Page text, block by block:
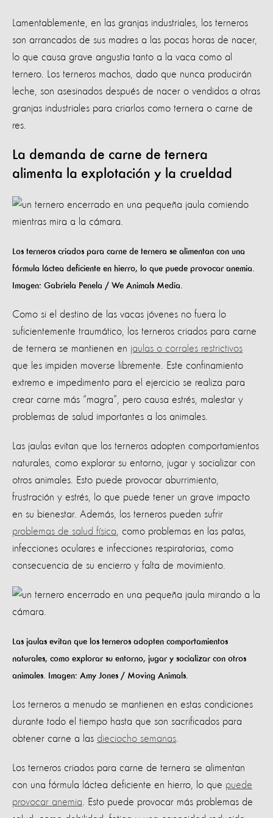
Lamentablemente, en las granjas industriales, los terneros
son arrancados de sus madres a las pocas horas de nacer,
lo que causa grave angustia tanto a la vaca como al
ternero. Los terneros machos, dado que nunca producirán
leche, son asesinados después de nacer o vendidos a otras
granjas industriales para criarlos como ternera o carne de
res.
La demanda de carne de ternera
alimenta la explotación y la crueldad
Los terneros criados para carne de ternera se alimentan con una
fórmula láctea deficiente en hierro, lo que puede provocar anemia.
Imagen: Gabriela Penela / We Animals Media.
Como si el destino de las vacas jóvenes no fuera lo
suficientemente traumático, los terneros criados para carne
de ternera se mantienen en jaulas o corrales restrictivos
que les impiden moverse libremente. Este confinamiento
extremo e impedimento para el ejercicio se realiza para
crear carne más “magra”, pero causa estrés, malestar y
problemas de salud importantes a los animales.
Las jaulas evitan que los terneros adopten comportamientos
naturales, como explorar su entorno, jugar y socializar con
otros animales. Esto puede provocar aburrimiento,
frustración y estrés, lo que puede tener un grave impacto
en su bienestar. Además, los terneros pueden sufrir
problemas de salud física , como problemas en las patas,
infecciones oculares e infecciones respiratorias, como
consecuencia de su encierro y falta de movimiento.
Las jaulas evitan que los terneros adopten comportamientos
naturales, como explorar su entorno, jugar y socializar con otros
animales. Imagen: Amy Jones / Moving Animals.
Los terneros a menudo se mantienen en estas condiciones
durante todo el tiempo hasta que son sacrificados para
obtener carne a las dieciocho semanas
Los terneros criados para carne de ternera se alimentan
con una fórmula láctea deficiente en hierro, lo que puede
provocar anemia . Esto puede provocar más problemas de